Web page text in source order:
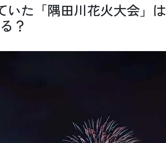
いた「隅田川花火大会」は
？